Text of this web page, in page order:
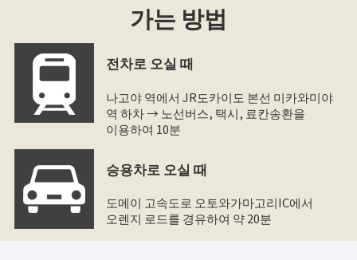
가는 방법
전차로 오실 때
나고야 역에서 JR도카이도 본선 미카와미야
역 하차 → 노선버스, 택시, 료칸송환을
이용하여 10분
승용차로 오실 때
도메이 고속도로 오토와가마고리IC에서
오렌지 로드를 경유하여 약 20분